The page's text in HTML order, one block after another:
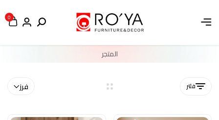
0
المتجر
فلتر فرز